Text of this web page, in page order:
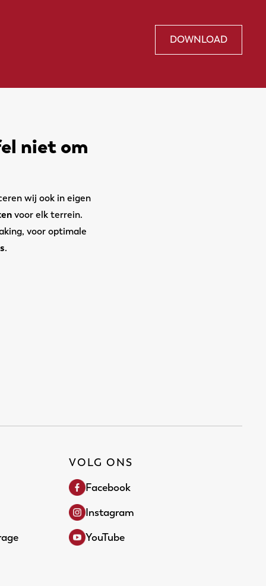
DOWNLOAD
niet om
wij ook in eigen
voor elk terrein.
voor optimale
.
VOLG ONS
Facebook
Instagram
YouTube